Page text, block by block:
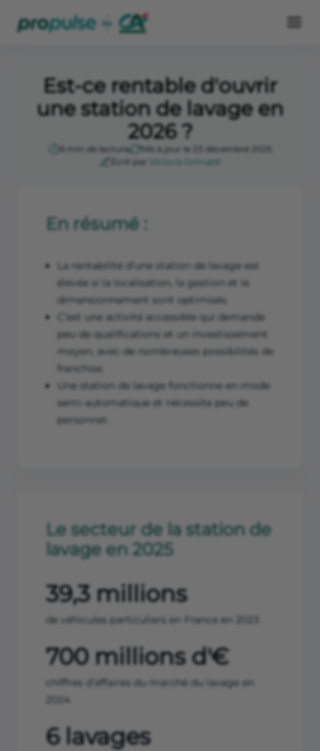
Est-ce rentable d'ouvrir
une station de lavage en
2026 ?
6 min de lecture
Mis à jour le 23 décembre 2025
Écrit par
Victoria Grimaldi
En résumé :
La rentabilité d’une station de lavage est
élevée si la localisation, la gestion et le
dimensionnement sont optimisés.
C’est une activité accessible qui demande
peu de qualifications et un investissement
moyen, avec de nombreuses possibilités de
franchise.
Une station de lavage fonctionne en mode
semi-automatique et nécessite peu de
personnel.
Le secteur de la station de
lavage en 2025
39,3 millions
de véhicules particuliers en France en 2023
700 millions d'€
chiffres d’affaires du marché du lavage en
2024
6 lavages